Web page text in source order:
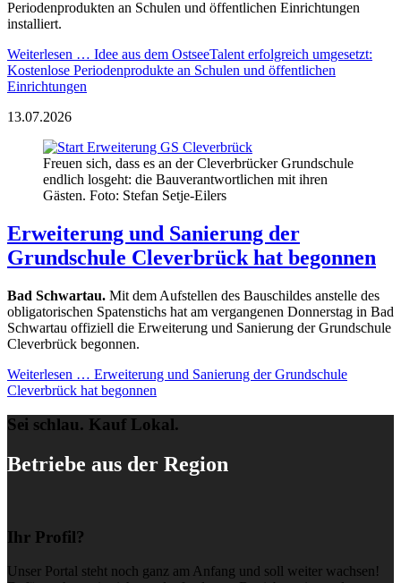
Periodenprodukten an Schulen und öffentlichen Einrichtungen
installiert.
Weiterlesen … Idee aus dem OstseeTalent erfolgreich umgesetzt:
Kostenlose Periodenprodukte an Schulen und öffentlichen
Einrichtungen
13.07.2026
Freuen sich, dass es an der Cleverbrücker Grundschule
endlich losgeht: die Bauverantwortlichen mit ihren
Gästen. Foto: Stefan Setje-Eilers
Erweiterung und Sanierung der
Grundschule Cleverbrück hat begonnen
Bad Schwartau. Mit dem Aufstellen des Bauschildes anstelle des
obligatorischen Spatenstichs hat am vergangenen Donnerstag in Bad
Schwartau offiziell die Erweiterung und Sanierung der Grundschule
Cleverbrück begonnen.
Weiterlesen … Erweiterung und Sanierung der Grundschule
Cleverbrück hat begonnen
Sei schlau. Kauf Lokal.
Betriebe aus der Region
Ihr Profil?
Unser Portal steht noch ganz am Anfang und soll weiter wachsen!